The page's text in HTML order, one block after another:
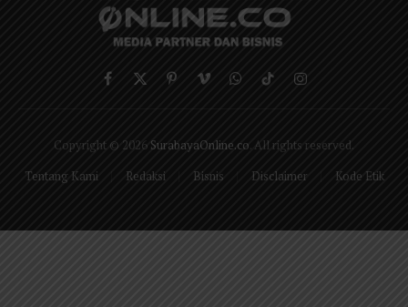
Facebook
X
PinterestVimeoWhatsApp
TikTokInstagram
Copyright © 2026 SurabayaOnline.co. All rights reserved.
Tentang Kami
Redaksi Bisnis Disclaimer Kode Etik